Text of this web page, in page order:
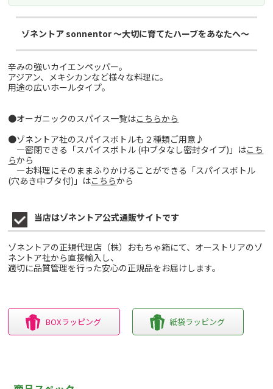
ゾネントア sonnentor ～大切に育てたハーブをあなたへ～
辛みの強いカイエンペッパー。
アジアン、メキシカンなど様々な料理に。
用途の広いホールタイプ。
●オーガニックのスパイス一覧はこちらから
●ゾネントア社のスパイスボトルも２種類ご用意♪
―密閉できる「スパイスボトル (中ブタなし密封タイプ)」はこち
らから
―お料理にそのままふりかけることができる「スパイスボトル
(穴あき中ブタ付)」はこちらから
当店はゾネントア公式通販サイトです
ゾネントアの正規代理店（株）おもちゃ箱にて、オーストリアのゾ
ネントア社から直接輸入し、
適切に品質管理を行った安心の正規品をお届けします。
BOXラッピング 紙袋ラッピング